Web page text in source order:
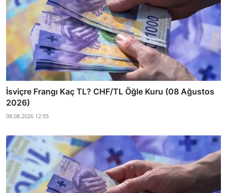
İsviçre Frangı Kaç TL? CHF/TL Öğle Kuru (08 Ağustos
2026)
08.08.2026 12:55